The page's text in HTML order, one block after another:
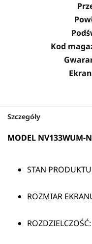
Szczegóły
MODEL NV133WUM-
STAN
ROZMIAR
ROZDZIELCZOŚĆ: